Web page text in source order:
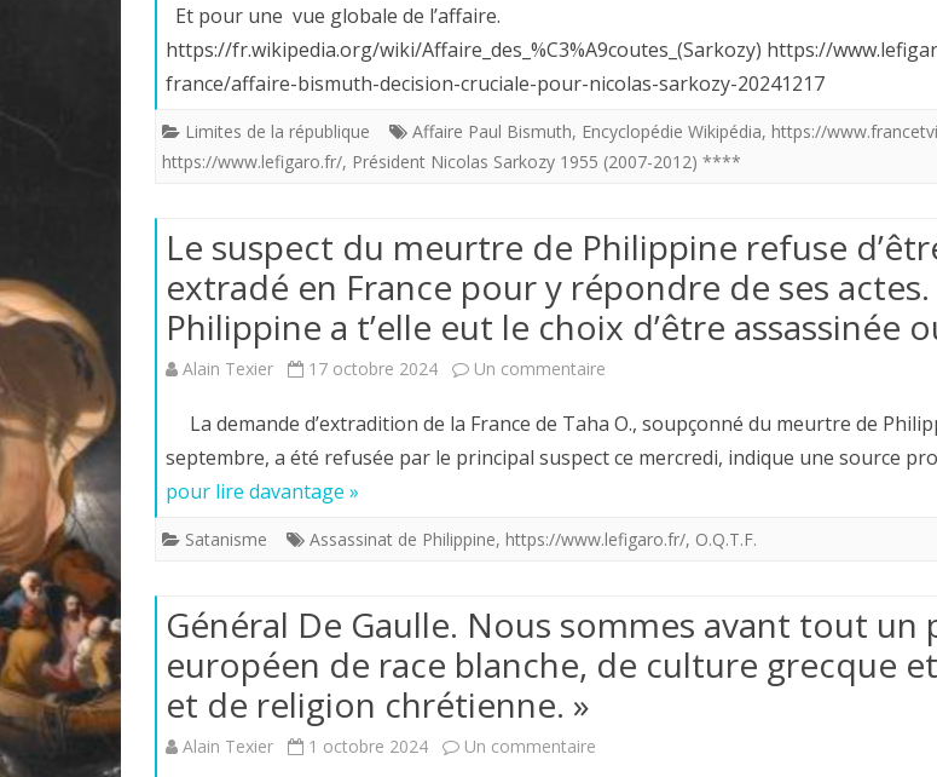
Président
Nicolas
Sarkozy
condamné
un
an
de
ferme
sous
électronique.
va
la
Et pour une vue globale de l’affaire.
https://fr.wikipedia.org/wiki/Affaire_des_%C3%A9coutes_(Sarkozy) https://
france/affaire-bismuth-decision-cruciale-pour-nicolas-sarkozy-20241217
Limites de la république Affaire Paul Bismuth, Encyclopédie Wikipédia, https://
https://www.lefigaro.fr/, Président Nicolas Sarkozy 1955 (2007-2012) ****
Le suspect du meurtre de Philippine refuse
extradé en France pour y répondre de ses actes.
Philippine a t’elle eut le choix d’être assassinée
Alain Texier 17 octobre 2024 Un commentaire
suspect
meurtre
Philippine
refuse
La demande d’extradition de la France de Taha O., soupçonné du meurtre de
septembre, a été refusée par le principal suspect ce mercredi, indique une source
pour lire davantage »
Satanisme Assassinat de Philippine, https://www.lefigaro.fr/, O.Q.T.F.
Général De Gaulle. Nous sommes avant tout un
européen de race blanche, de culture grecque
et de religion chrétienne. »
Alain Texier 1 octobre 2024 Un commentaire